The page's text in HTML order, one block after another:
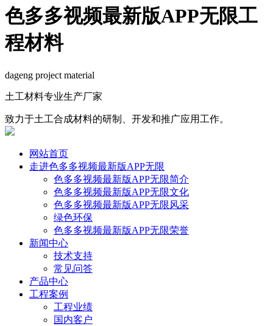
色多多视频最新版APP无限工
程材料
dageng project material
土工材料专业生产厂家
致力于土工合成材料的研制、开发和推广应用工作。
网站首页
走进色多多视频最新版APP无限
色多多视频最新版APP无限简介
色多多视频最新版APP无限文化
色多多视频最新版APP无限风采
绿色环保
色多多视频最新版APP无限荣誉
新闻中心
技术支持
常见问答
产品中心
工程案例
工程业绩
国内客户